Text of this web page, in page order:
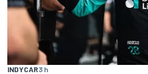
INDYCAR3 h